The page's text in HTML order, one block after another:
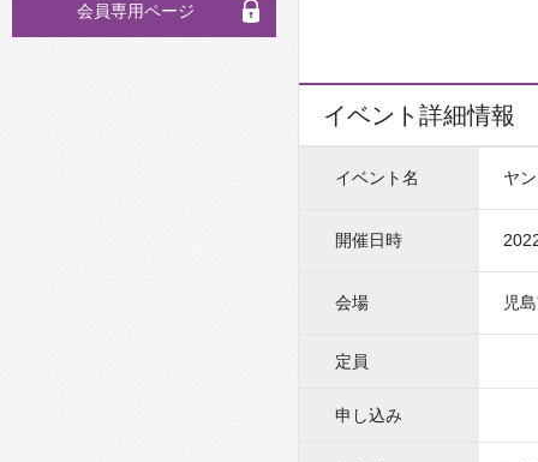
会員専用ページ
イベント詳細情報
イベント名 ヤ
開催日時
会場 児
定員
申し込み